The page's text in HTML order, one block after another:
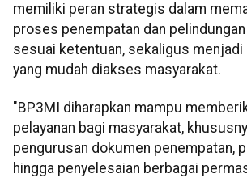
memiliki peran strategis dalam
proses penempatan dan
sesuai ketentuan, sekaligus menjadi
yang mudah diakses masyarakat.
"BP3MI diharapkan mampu
pelayanan bagi masyarakat,
pengurusan dokumen penempatan,
hingga penyelesaian berbagai